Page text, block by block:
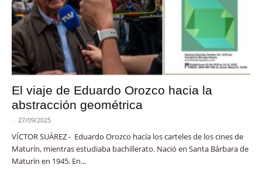
El viaje de Eduardo Orozco hacia la
abstracción geométrica
- 27/09/2025
VÍCTOR SUÁREZ - Eduardo Orozco hacía los carteles de los cines de
Maturín, mientras estudiaba bachillerato. Nació en Santa Bárbara de
Maturín en 1945. En...